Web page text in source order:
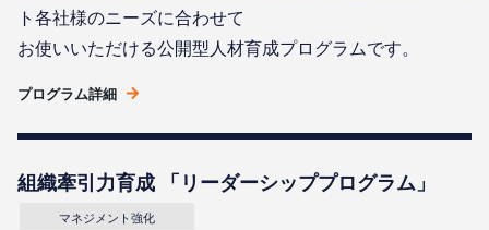
ト各社様のニーズに合わせて
お使いいただける公開型人材育成プログラムです。
プログラム詳細
組織牽引力育成 「リーダーシッププログラム」
マネジメント強化